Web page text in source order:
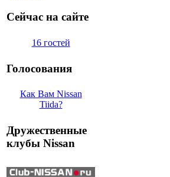
Сейчас на сайте
16 гостей
Голосования
Как Вам Nissan
Tiida?
Дружественные
клубы Nissan